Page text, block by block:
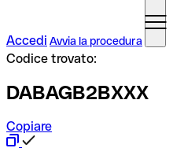
Accedi Avvia la procedura
Codice trovato:
DABAGB2BXXX
Copiare